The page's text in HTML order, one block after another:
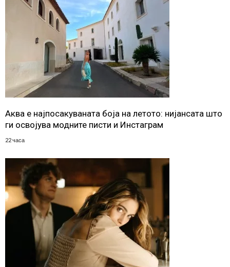
Аква е најпосакуваната боја на летото: нијансата што
ги освојува модните писти и Инстаграм
22 часа